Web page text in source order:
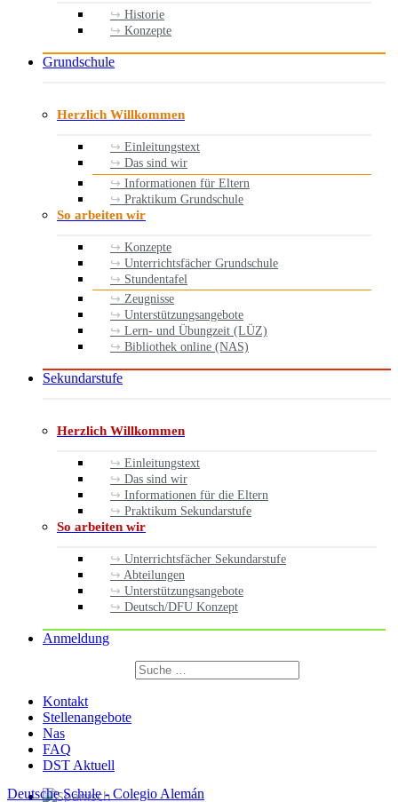
Historie
Konzepte
Grundschule
Herzlich Willkommen
Einleitungstext
Das sind wir
Informationen für Eltern
Praktikum Grundschule
So arbeiten wir
Konzepte
Unterrichtsfächer Grundschule
Stundentafel
Zeugnisse
Unterstützungsangebote
Lern- und Übungzeit (LÜZ)
Bibliothek online (NAS)
Sekundarstufe
Herzlich Willkommen
Einleitungstext
Das sind wir
Informationen für die Eltern
Praktikum Sekundarstufe
So arbeiten wir
Unterrichtsfächer Sekundarstufe
Abteilungen
Unterstützungsangebote
Deutsch/DFU Konzept
Anmeldung
Suchen
nach:
Kontakt
Stellenangebote
Nas
FAQ
DST Aktuell
Deutsche Schule - Colegio Alemán